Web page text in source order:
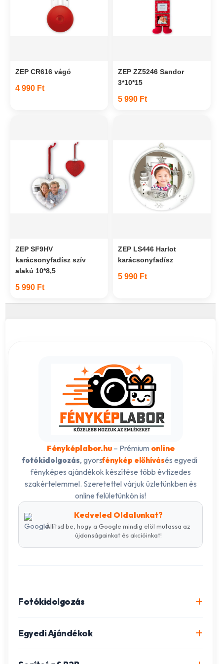
ZEP CR616 vágó
4 990 Ft
ZEP ZZ5246 Sandor
3*10*15
5 990 Ft
ZEP SF9HV
karácsonyfadísz szív
alakú 10*8,5
5 990 Ft
ZEP LS446 Harlot
karácsonyfadísz
5 990 Ft
Fényképlabor.hu– Prémium online
fotókidolgozás, gyorsfénykép előhívásés egyedi
fényképes ajándékok készítése több évtizedes
szakértelemmel. Szeretettel várjuk üzletünkben és
online felületünkön is!
Kedveled Oldalunkat?
Állítsd be, hogy a Google mindig elöl mutassa az
újdonságainkat és akcióinkat!
Fotókidolgozás
Egyedi Ajándékok